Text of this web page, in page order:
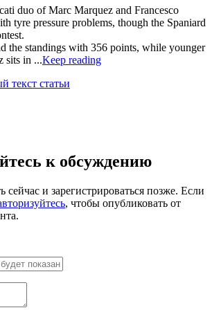
duo of Marc Marquez and Francesco
tyre pressure problems, though the Spaniard
the standings with 356 points, while younger
sits in ...Keep reading
текст статьи
к обсуждению
и зарегистрироваться позже. Если
, чтобы опубликовать от